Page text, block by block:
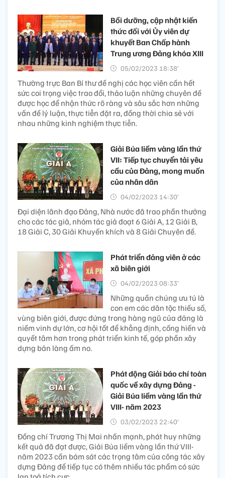
Bồi dưỡng, cập nhật kiến
thức đối với Ủy viên dự
khuyết Ban Chấp hành
Trung ương Đảng khóa XIII
05/02/2023 18:38’
Thường trực Ban Bí thư đề nghị các học viên cần hết
sức coi trọng việc trao đổi, thảo luận những chuyên đề
được học để nhận thức rõ ràng và sâu sắc hơn những
vấn đề lý luận, thực tiễn đặt ra, đồng thời chia sẻ với
nhau những kinh nghiệm thực tiễn.
Giải Búa liềm vàng lần thứ
VII: Tiếp tục chuyển tải yêu
cầu của Đảng, mong muốn
của nhân dân
04/02/2023 14:30’
Đại diện lãnh đạo Đảng, Nhà nước đã trao phần thưởng
cho các tác giả, nhóm tác giả đoạt 6 Giải A, 12 Giải B,
18 Giải C, 30 Giải Khuyến khích và 8 Giải Chuyên đề.
Phát triển đảng viên ở các
xã biên giới
04/02/2023 08:33’
Những quần chúng ưu tú là
con em các dân tộc thiếu số,
vùng biên giới, được đứng trong hàng ngũ của đảng là
niềm vinh dự lớn, cơ hội tốt để khẳng định, cống hiến và
quyết tâm hơn trong phát triển kinh tế, góp phần xây
dựng bản làng ấm no.
Phát động Giải báo chí toàn
quốc về xây dựng Đảng -
Giải Búa liềm vàng lần thứ
VIII- năm 2023
03/02/2023 22:40’
Đồng chí Trương Thị Mai nhấn mạnh, phát huy những
kết quả đã đạt được, Giải Búa liềm vàng lần thứ VIII-
năm 2023 cần bám sát các trọng tâm của công tác xây
dựng Đảng để tiếp tục có thêm nhiều tác phẩm có sức